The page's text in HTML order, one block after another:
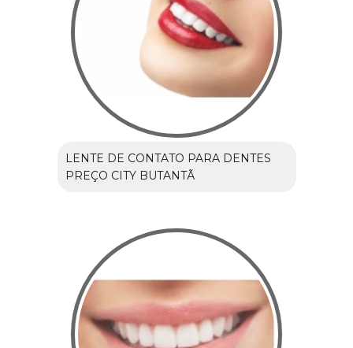
LENTE DE CONTATO PARA DENTES
PREÇO CITY BUTANTÃ